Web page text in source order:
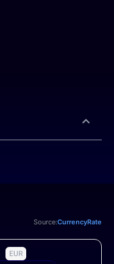
Source:CurrencyRate
EUR